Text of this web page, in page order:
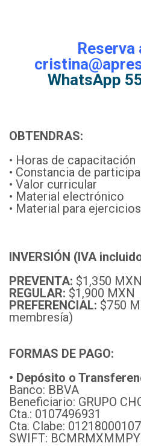
Reserva
WhatsApp
OBTENDRAS:
• Horas de capacitación
• Constancia de
• Valor curricular
• Material electrónico
• Material para
INVERSIÓN (IVA
PREVENTA: $1,350
REGULAR: $1,900 MXN
PREFERENCIAL: $750
membresía)
FORMAS DE PAGO:
• Depósito o
Banco: BBVA
Beneficiario: GRUPO
Cta.: 0107496931
Cta. Clabe:
SWIFT: